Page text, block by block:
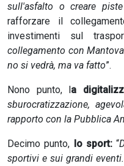
sull'asfalto o creare
rafforzare il
investimenti sul
collegamento con
no si vedrà, ma va fatto”.
Nono punto, la
sburocratizzazione,
rapporto con la Pubblica
Decimo punto, lo sport:“
sportivi e sui grandi